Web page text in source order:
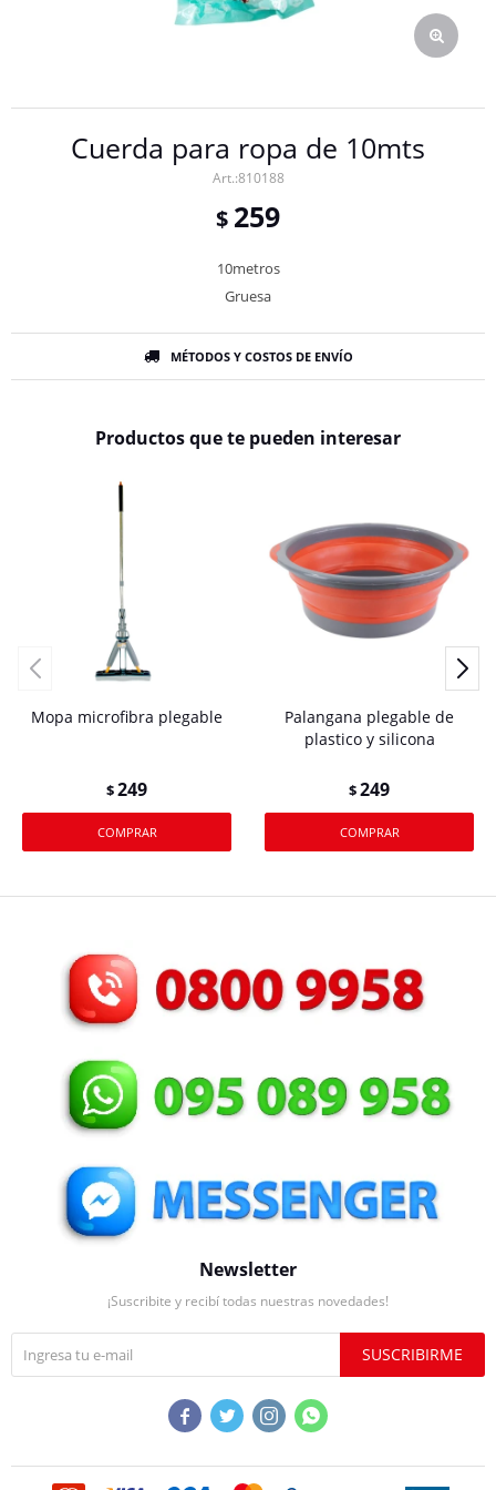
Cuerda para ropa de 10mts
810188
$ 259
10metros
Gruesa
MÉTODOS Y COSTOS DE ENVÍO
Productos que te pueden interesar
Mopa microfibra plegable
$249
Palangana plegable de
plastico y silicona
$249
Newsletter
¡Suscribite y recibí todas nuestras novedades!
SUSCRIBIRME
   